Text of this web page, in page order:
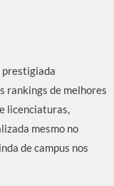
prestigiada
rankings de melhores
licenciaturas,
mesmo no
de campus nos